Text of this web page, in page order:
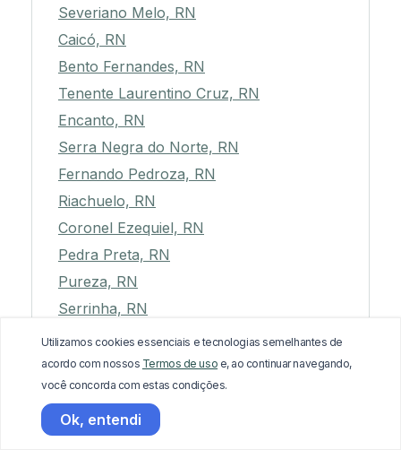
Severiano Melo, RN
Caicó, RN
Bento Fernandes, RN
Tenente Laurentino Cruz, RN
Encanto, RN
Serra Negra do Norte, RN
Fernando Pedroza, RN
Riachuelo, RN
Coronel Ezequiel, RN
Pedra Preta, RN
Pureza, RN
Serrinha, RN
Serrinha dos Pintos, RN
Luís Gomes, RN
Januário Cicco, RN
Jandaíra, RN
Utilizamos cookies essenciais e tecnologias semelhantes de
acordo com nossos Termos de uso e, ao continuar navegando,
você concorda com estas condições.
Ok, entendi